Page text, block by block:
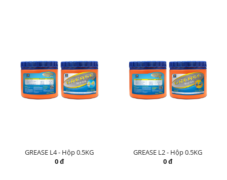
GREASE L4 - Hộp 0.5KG
0 đ
GREASE L2 - Hộp 0.5KG
0 đ